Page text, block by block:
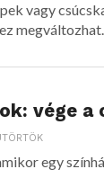
vagy
vége a
egy